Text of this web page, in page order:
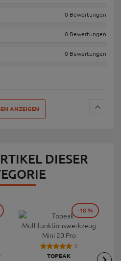
0 Bewertungen
0 Bewertungen
0 Bewertungen
ANZEIGEN
DIESER
9
TOPEAK
-18 %